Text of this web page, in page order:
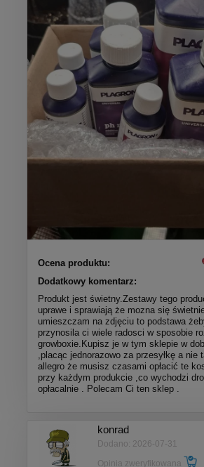
Ocena produktu:
Dodatkowy komentarz:
Produkt jest świetny.Zestawy tego
uprawe i sprawiają że mozna się
umieszczam na zdjęciu to podstawa
przynosila ci wiele radosci w sposobie
growboxie.Kupisz je w tym sklepie w
,placąc jednorazowo za przesyłkę a nie
allegro że musisz czasami opłacić te
przy każdym produkcie ,co wychodzi
opłacalnie . Polecam Ci ten sklep .
konrad
Dodano: 2026-07-31
Opinia zweryfikowana